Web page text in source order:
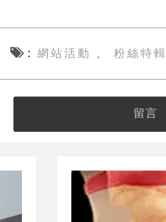
網站活動 粉絲特輯
留言